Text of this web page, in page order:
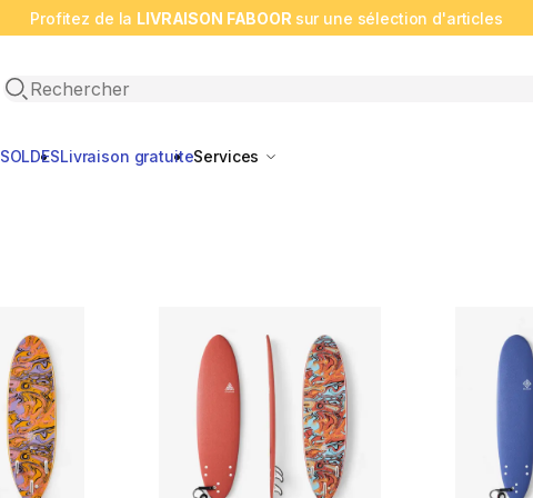
Profitez de la LIVRAISON FABOOR sur une sélection d'articles
Open search
SOLDESLivraison gratuiteServices